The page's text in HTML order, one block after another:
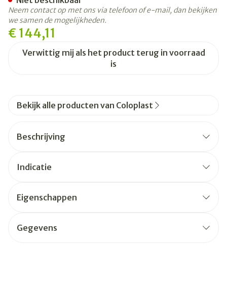
€ 144,11
Verwittig mij als het product terug in voorraad
is
Neem contact op met ons via telefoon of e-mail, dan bekijken
we samen de mogelijkheden.
Bekijk alle producten van Coloplast
Beschrijving
Indicatie
Eigenschappen
Gegevens